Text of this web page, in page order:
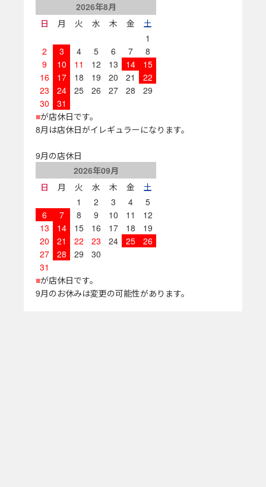
2026年8月
日
月 火 水 木 金
土
1
2
3 4 5 6 7
8
9
10 11 12 13 14
15
16
17 18 19 20 21
22
23
24 25 26 27 28
29
30
31
■が店休日です。
8月は店休日がイレギュラーになります。
9月の店休日
2026年09月
日
月 火 水 木 金
土
1
2 3 4
5
6
7 8 9 10 11
12
13
14 15 16 17 18
19
20
21 22 23 24 25
26
27
28 29
30
31
■が店休日です。
9月のお休みは変更の可能性があります。